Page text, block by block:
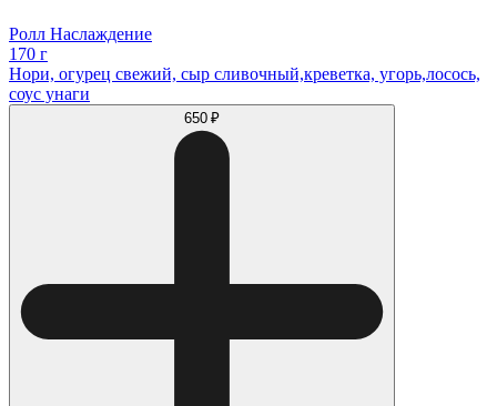
Ролл Наслаждение
170 г
Нори, огурец свежий, сыр сливочный,креветка, угорь,лосось,
соус унаги
650 ₽